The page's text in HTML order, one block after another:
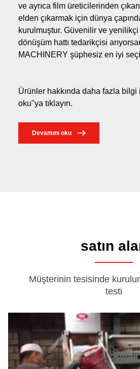
ve ayrıca film üreticilerinden çıkan
elden çıkarmak için dünya
kurulmuştur. Güvenilir ve
dönüşüm hattı tedarikçisi
MACHINERY şüphesiz en iyi
Ürünler hakkında daha fazla
oku"ya tıklayın.
Devamını oku
satın
Müşterinin tesisinde
testi